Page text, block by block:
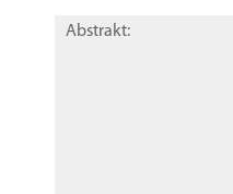
Abstrakt: